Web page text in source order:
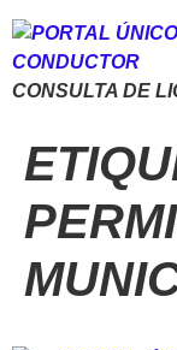
CONSULTA DE